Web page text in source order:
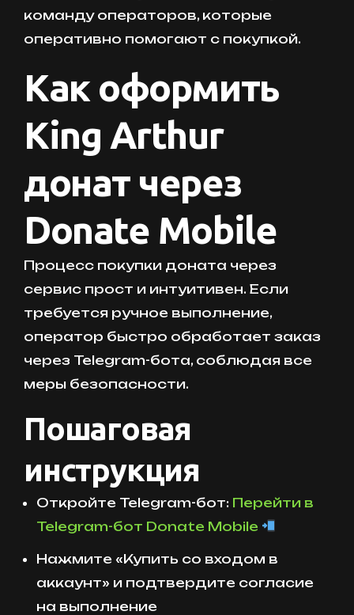
команду операторов, которые
оперативно помогают с покупкой.
Как оформить
King Arthur
донат через
Donate Mobile
Процесс покупки доната через
сервис прост и интуитивен. Если
требуется ручное выполнение,
оператор быстро обработает заказ
через Telegram-бота, соблюдая все
меры безопасности.
Пошаговая
инструкция
Откройте Telegram-бот: Перейти в
Telegram-бот Donate Mobile
Нажмите «Купить со входом в
аккаунт» и подтвердите согласие
на выполнение